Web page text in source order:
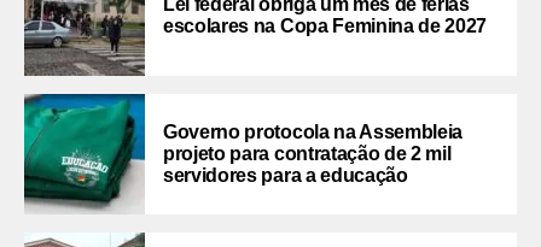
Lei federal obriga um mês de férias
escolares na Copa Feminina de 2027
Governo protocola na Assembleia
projeto para contratação de 2 mil
servidores para a educação